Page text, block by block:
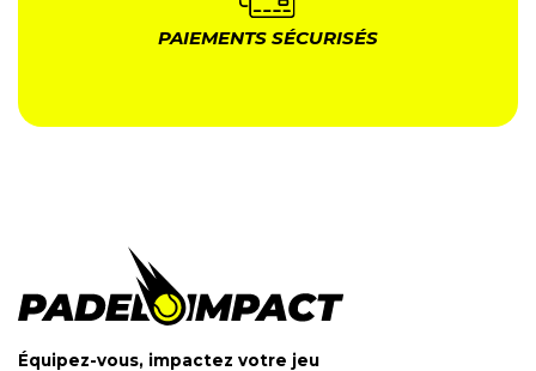
PAIEMENTS SÉCURISÉS
Équipez-vous, impactez votre jeu